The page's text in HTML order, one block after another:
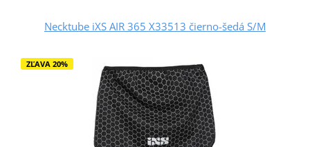
Necktube iXS AIR 365 X33513 čierno-šedá S/M
ZĽAVA 20%